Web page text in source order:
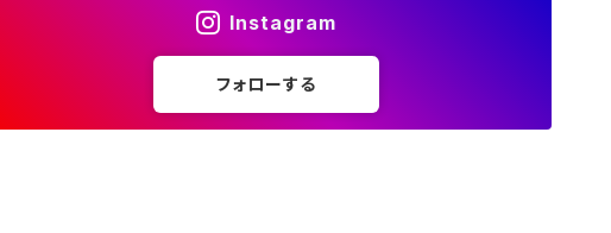
Instagram
フォローする